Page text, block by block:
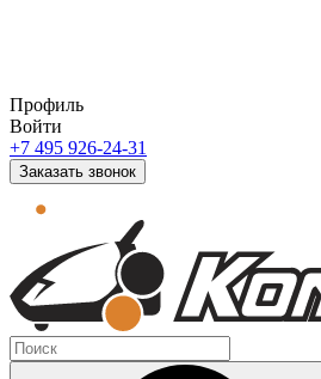
Профиль
Войти
+7 495 926-24-31
Заказать звонок